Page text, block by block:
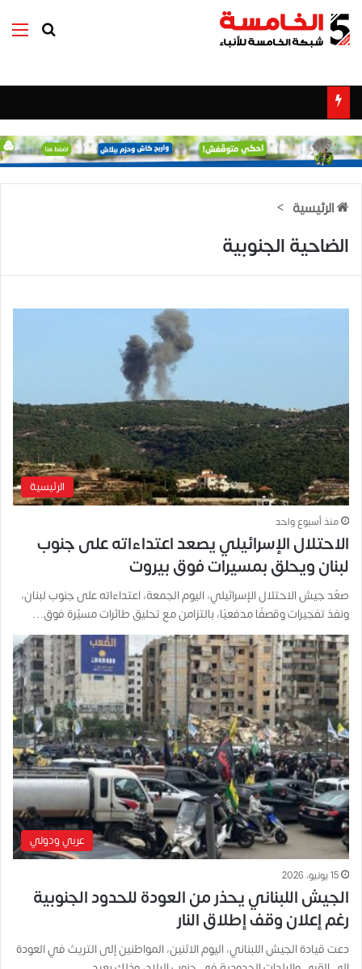
بحث عن
الرئيسية >
الضاحية الجنوبية
الرئيسية
منذ أسبوع واحد
الاحتلال الإسرائيلي يصعد اعتداءاته على جنوب
لبنان ويحلق بمسيرات فوق بيروت
صعّد جيش الاحتلال الإسرائيلي، اليوم الجمعة، اعتداءاته على جنوب لبنان،
ونفذ تفجيرات وقصفًا مدفعيًا، بالتزامن مع تحليق طائرات مسيّرة فوق…
عربي ودولي
15 يونيو، 2026
الجيش اللبناني يحذر من العودة للحدود الجنوبية
رغم إعلان وقف إطلاق النار
دعت قيادة الجيش اللبناني، اليوم الاثنين، المواطنين إلى التريث في العودة